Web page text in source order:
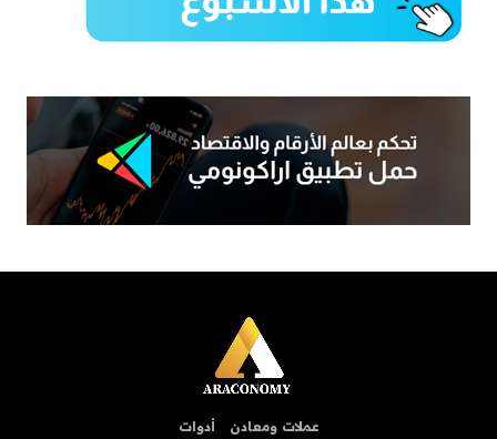
عملات ومعادن أدوات